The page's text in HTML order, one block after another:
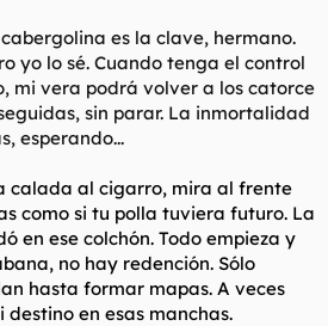
es la clave, hermano.
yo lo sé. Cuando tenga el control
mi vera podrá volver a los catorce
sin parar. La inmortalidad
esperando...
calada al cigarro, mira al frente
como si tu polla tuviera futuro. La
en ese colchón. Todo empieza y
no hay redención. Sólo
hasta formar mapas. A veces
en esas manchas.